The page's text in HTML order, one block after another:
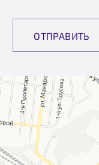
ОТПРАВИТЬ